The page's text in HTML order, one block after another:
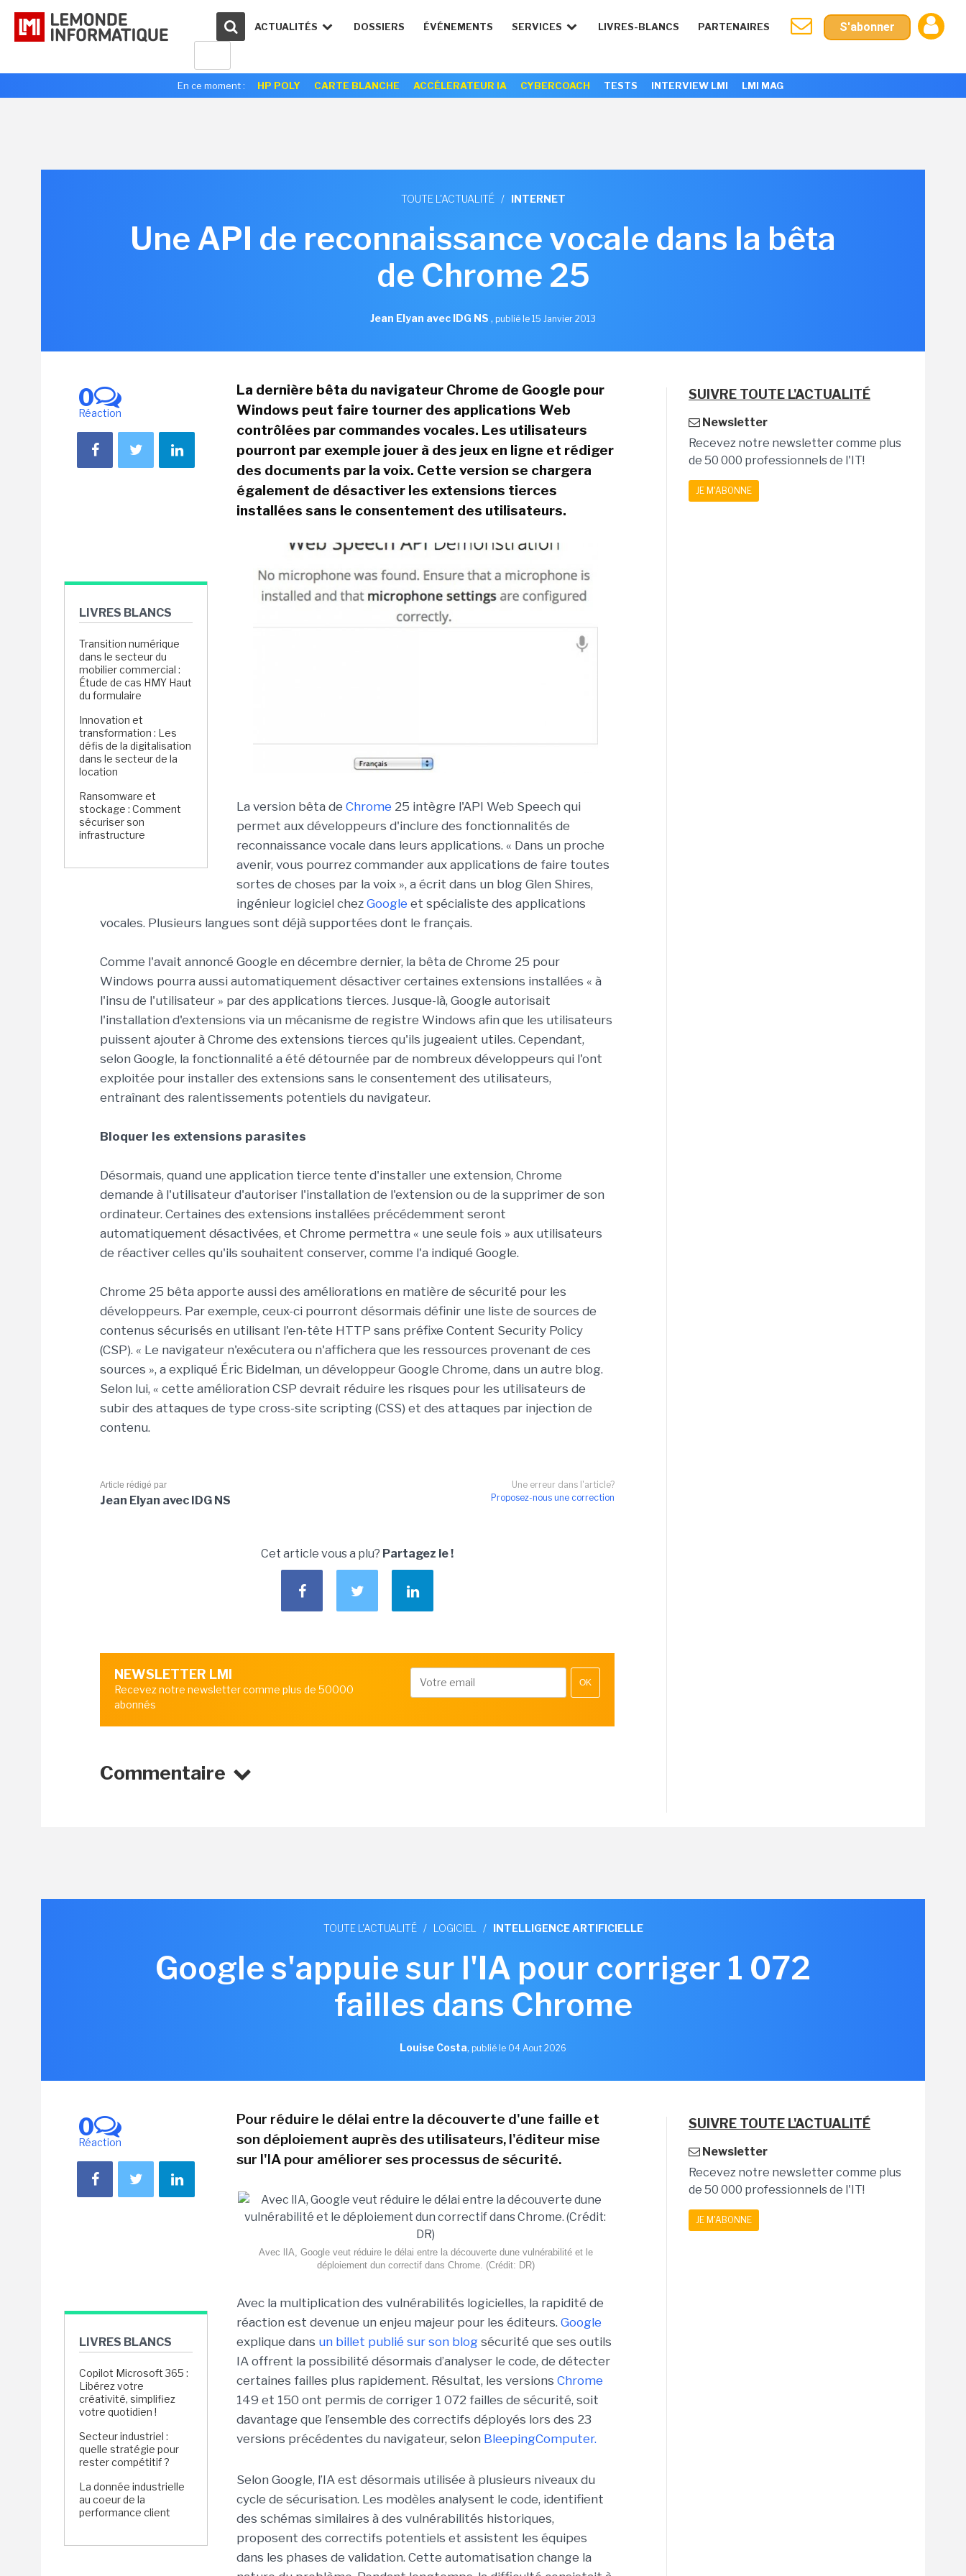
ACTUALITÉS DOSSIERS ÉVÉNEMENTS SERVICES LIVRES-BLANCS PARTENAIRES S'abonner
En ce moment : HP POLY CARTE BLANCHE ACCÉLERATEUR IA CYBERCOACH TESTS INTERVIEW LMI LMI MAG
TOUTE L'ACTUALITÉ / INTERNET
Une API de reconnaissance vocale dans la bêta
de Chrome 25
Jean Elyan avec IDG NS , publié le 15 Janvier 2013
0
Réaction
LIVRES BLANCS
Transition numérique
dans le secteur du
mobilier commercial :
Étude de cas HMY Haut
du formulaire
Innovation et
transformation : Les
défis de la digitalisation
dans le secteur de la
location
Ransomware et
stockage : Comment
sécuriser son
infrastructure
La dernière bêta du navigateur Chrome de Google pour
Windows peut faire tourner des applications Web
contrôlées par commandes vocales. Les utilisateurs
pourront par exemple jouer à des jeux en ligne et rédiger
des documents par la voix. Cette version se chargera
également de désactiver les extensions tierces
installées sans le consentement des utilisateurs.
La version bêta de Chrome 25 intègre l'API Web Speech qui
permet aux développeurs d'inclure des fonctionnalités de
reconnaissance vocale dans leurs applications. « Dans un proche
avenir, vous pourrez commander aux applications de faire toutes
sortes de choses par la voix », a écrit dans un blog Glen Shires,
ingénieur logiciel chez Google et spécialiste des applications
vocales. Plusieurs langues sont déjà supportées dont le français.
Comme l'avait annoncé Google en décembre dernier, la bêta de Chrome 25 pour
Windows pourra aussi automatiquement désactiver certaines extensions installées « à
l'insu de l'utilisateur » par des applications tierces. Jusque-là, Google autorisait
l'installation d'extensions via un mécanisme de registre Windows afin que les utilisateurs
puissent ajouter à Chrome des extensions tierces qu'ils jugeaient utiles. Cependant,
selon Google, la fonctionnalité a été détournée par de nombreux développeurs qui l'ont
exploitée pour installer des extensions sans le consentement des utilisateurs,
entraînant des ralentissements potentiels du navigateur.
Bloquer les extensions parasites
Désormais, quand une application tierce tente d'installer une extension, Chrome
demande à l'utilisateur d'autoriser l'installation de l'extension ou de la supprimer de son
ordinateur. Certaines des extensions installées précédemment seront
automatiquement désactivées, et Chrome permettra « une seule fois » aux utilisateurs
de réactiver celles qu'ils souhaitent conserver, comme l'a indiqué Google.
Chrome 25 bêta apporte aussi des améliorations en matière de sécurité pour les
développeurs. Par exemple, ceux-ci pourront désormais définir une liste de sources de
contenus sécurisés en utilisant l'en-tête HTTP sans préfixe Content Security Policy
(CSP). « Le navigateur n'exécutera ou n'affichera que les ressources provenant de ces
sources », a expliqué Éric Bidelman, un développeur Google Chrome, dans un autre blog.
Selon lui, « cette amélioration CSP devrait réduire les risques pour les utilisateurs de
subir des attaques de type cross-site scripting (CSS) et des attaques par injection de
contenu.
Une erreur dans l'article?
Proposez-nous une correction
Article rédigé par
Jean Elyan avec IDG NS
Cet article vous a plu? Partagez le !
NEWSLETTER LMI
Recevez notre newsletter comme plus de 50000
abonnés
OK
Commentaire
SUIVRE TOUTE L'ACTUALITÉ
Newsletter
Recevez notre newsletter comme plus
de 50 000 professionnels de l'IT!
JE M'ABONNE
TOUTE L'ACTUALITÉ / LOGICIEL / INTELLIGENCE ARTIFICIELLE
Google s'appuie sur l'IA pour corriger 1 072
failles dans Chrome
Louise Costa, publié le 04 Aout 2026
0
Réaction
LIVRES BLANCS
Copilot Microsoft 365 :
Libérez votre
créativité, simplifiez
votre quotidien !
Secteur industriel :
quelle stratégie pour
rester compétitif ?
La donnée industrielle
au coeur de la
performance client
Pour réduire le délai entre la découverte d'une faille et
son déploiement auprès des utilisateurs, l'éditeur mise
sur l'IA pour améliorer ses processus de sécurité.
Avec lIA, Google veut réduire le délai entre la découverte dune vulnérabilité et le
déploiement dun correctif dans Chrome. (Crédit: DR)
Avec la multiplication des vulnérabilités logicielles, la rapidité de
réaction est devenue un enjeu majeur pour les éditeurs. Google
explique dans un billet publié sur son blog sécurité que ses outils
IA offrent la possibilité désormais d’analyser le code, de détecter
certaines failles plus rapidement. Résultat, les versions Chrome
149 et 150 ont permis de corriger 1 072 failles de sécurité, soit
davantage que l’ensemble des correctifs déployés lors des 23
versions précédentes du navigateur, selon BleepingComputer.
Selon Google, l’IA est désormais utilisée à plusieurs niveaux du
cycle de sécurisation. Les modèles analysent le code, identifient
des schémas similaires à des vulnérabilités historiques,
proposent des correctifs potentiels et assistent les équipes
dans les phases de validation. Cette automatisation change la
SUIVRE TOUTE L'ACTUALITÉ
Newsletter
Recevez notre newsletter comme plus
de 50 000 professionnels de l'IT!
JE M'ABONNE